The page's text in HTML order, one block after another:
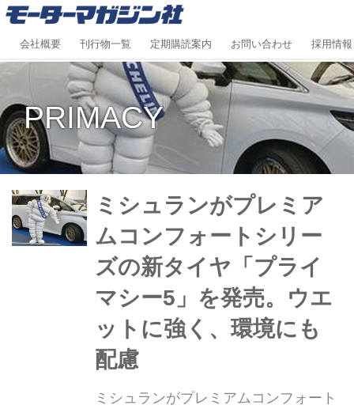
会社概要 刊行物一覧 定期購読案内 お問い合わせ 採用情報
PRIMACY
ミシュランがプレミア
ムコンフォートシリー
ズの新タイヤ「プライ
マシー5」を発売。ウエ
ットに強く、環境にも
配慮
ミシュランがプレミアムコンフォート